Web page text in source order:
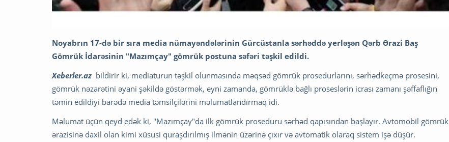
Noyabrın 17-də bir sıra media nümayəndələrinin Gürcüstanla sərhəddə yerləşən Qərb Ərazi Baş
Gömrük İdarəsinin "Mazımçay" gömrük postuna səfəri təşkil edildi.
Xeberler.az bildirir ki, mediaturun təşkil olunmasında məqsəd gömrük prosedurlarını, sərhədkeçmə prosesini,
gömrük nəzarətini əyani şəkildə göstərmək, eyni zamanda, gömrüklə bağlı proseslərin icrası zamanı şəffaflığın
təmin edildiyi barədə media təmsilçilərini məlumatlandırmaq idi.
Məlumat üçün qeyd edək ki, "Mazımçay"da ilk gömrük proseduru sərhəd qapısından başlayır. Avtomobil gömrük
ərazisinə daxil olan kimi xüsusi quraşdırılmış ilmənin üzərinə çıxır və avtomatik olaraq sistem işə düşür.